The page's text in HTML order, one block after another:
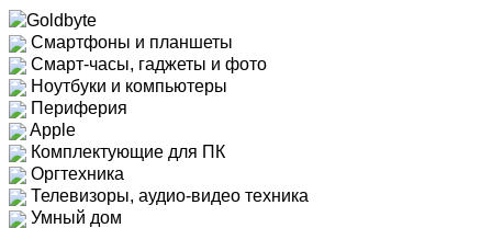
Смартфоны и планшеты
Смарт-часы, гаджеты и фото
Ноутбуки и компьютеры
Периферия
Apple
Комплектующие для ПК
Оргтехника
Телевизоры, аудио-видео техника
Умный дом